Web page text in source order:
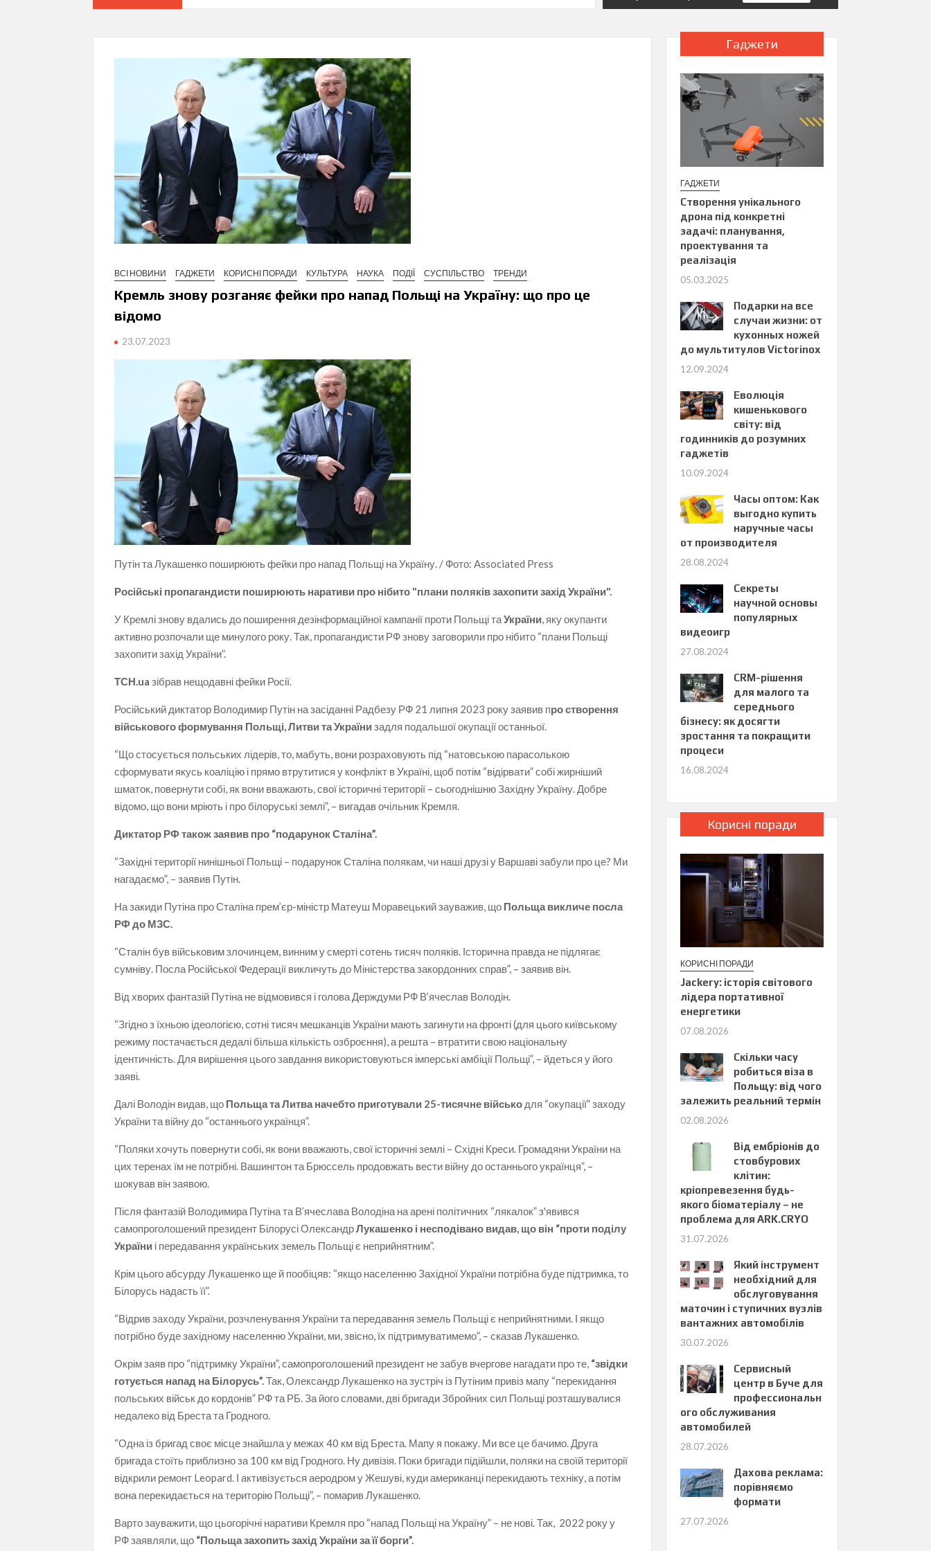
ВСІ НОВИНИ ГАДЖЕТИ КОРИСНІ ПОРАДИ КУЛЬТУРА НАУКА ПОДІЇ СУСПІЛЬСТВО ТРЕНДИ
Кремль знову розганяє фейки про напад Польщі на Україну: що про це
відомо
23.07.2023
Путін та Лукашенко поширюють фейки про напад Польщі на Україну. / Фото: Associated Press
Російські пропагандисти поширюють наративи про нібито "плани поляків захопити захід України".
У Кремлі знову вдались до поширення дезінформаційної кампанії проти Польщі таУкраїни, яку окупанти
активно розпочали ще минулого року. Так, пропагандисти РФ знову заговорили про нібито “плани Польщі
захопити захід України”.
ТСН.ua зібрав нещодавні фейки Росії.
Російський диктатор Володимир Путін на засіданні Радбезу РФ 21 липня 2023 року заявив про створення
військового формування Польщі, Литви та Українизадля подальшої окупації останньої.
“Що стосується польських лідерів, то, мабуть, вони розраховують під “натовською парасолькою
сформувати якусь коаліцію і прямо втрутитися у конфлікт в Україні, щоб потім “відірвати” собі жирніший
шматок, повернути собі, як вони вважають, свої історичні території – сьогоднішню Західну Україну. Добре
відомо, що вони мріють і про білоруські землі”, – вигадав очільник Кремля.
Диктатор РФ також заявив про “подарунок Сталіна”.
“Західні території нинішньої Польщі – подарунок Сталіна полякам, чи наші друзі у Варшаві забули про це? Ми
нагадаємо”, – заявив Путін.
На закиди Путіна про Сталіна прем’єр-міністр Матеуш Моравецький зауважив, що Польща викличе посла
РФ до МЗС.
“Сталін був військовим злочинцем, винним у смерті сотень тисяч поляків. Історична правда не підлягає
сумніву. Посла Російської Федерації викличуть до Міністерства закордонних справ”, – заявив він.
Від хворих фантазій Путіна не відмовився і голова Держдуми РФ В’ячеслав Володін.
“Згідно з їхньою ідеологією, сотні тисяч мешканців України мають загинути на фронті (для цього київському
режиму постачається дедалі більша кількість озброєння), а решта – втратити свою національну
ідентичність. Для вирішення цього завдання використовуються імперські амбіції Польщі”, – йдеться у його
заяві.
Далі Володін видав, що Польща та Литва начебто приготували 25-тисячне військо для “окупації” заходу
України та війну до “останнього українця”.
“Поляки хочуть повернути собі, як вони вважають, свої історичні землі – Східні Креси. Громадяни України на
цих теренах їм не потрібні. Вашингтон та Брюссель продовжать вести війну до останнього українця”, –
шокував він заявою.
Після фантазій Володимира Путіна та В’ячеслава Володіна на арені політичних “лякалок” з'явився
самопроголошений президент Білорусі ОлександрЛукашенко і несподівано видав, що він “проти поділу
України і передавання українських земель Польщі є неприйнятним”.
Крім цього абсурду Лукашенко ще й пообіцяв: “якщо населенню Західної України потрібна буде підтримка, то
Білорусь надасть її”.
“Відрив заходу України, розчленування України та передавання земель Польщі є неприйнятними. І якщо
потрібно буде західному населенню України, ми, звісно, їх підтримуватимемо”, – сказав Лукашенко.
Окрім заяв про “підтримку України”, самопроголошений президент не забув вчергове нагадати про те, “звідки
готується напад на Білорусь”.Так, Олександр Лукашенко на зустріч із Путіним привіз мапу “перекидання
польських військ до кордонів” РФ та РБ. За його словами, дві бригади Збройних сил Польщі розташувалися
недалеко від Бреста та Гродного.
“Одна із бригад своє місце знайшла у межах 40 км від Бреста. Мапу я покажу. Ми все це бачимо. Друга
бригада стоїть приблизно за 100 км від Гродного. Ну дивізія. Поки бригади підійшли, поляки на своїй території
відкрили ремонт Leopard. І активізується аеродром у Жешуві, куди американці перекидають техніку, а потім
вона перекидається на територію Польщі”, – помарив Лукашенко.
Варто зауважити, що цьогорічні наративи Кремля про “напад Польщі на Україну” – не нові. Так, 2022 року у
РФ заявляли, що “Польща захопить захід України за її борги”.
Гаджети
ГАДЖЕТИ
Створення унікального
дрона під конкретні
задачі: планування,
проектування та
реалізація
05.03.2025
Подарки на все
случаи жизни: от
кухонных ножей
до мультитулов Victorinox
12.09.2024
Еволюція
кишенькового
світу: від
годинників до розумних
гаджетів
10.09.2024
Часы оптом: Как
выгодно купить
наручные часы
от производителя
28.08.2024
Секреты
научной основы
популярных
видеоигр
27.08.2024
CRM-рішення
для малого та
середнього
бізнесу: як досягти
зростання та покращити
процеси
16.08.2024
Корисні поради
КОРИСНІ ПОРАДИ
Jackery: історія світового
лідера портативної
енергетики
07.08.2026
Скільки часу
робиться віза в
Польщу: від чого
залежить реальний термін
02.08.2026
Від ембріонів до
стовбурових
клітин:
кріопревезення будь-
якого біоматеріалу – не
проблема для ARK.CRYO
31.07.2026
Який інструмент
необхідний для
обслуговування
маточин і ступичних вузлів
вантажних автомобілів
30.07.2026
Сервисный
центр в Буче для
профессиональн
ого обслуживания
автомобилей
28.07.2026
Дахова реклама:
порівняємо
формати
27.07.2026